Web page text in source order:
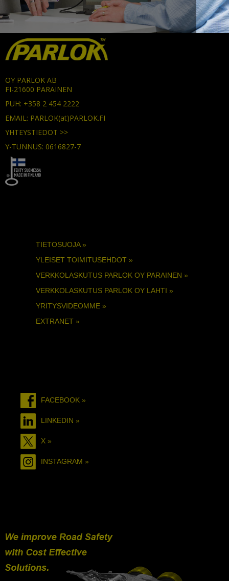
OY PARLOK AB
FI-21600 PARAINEN
PUH: +358 2 454 2222
EMAIL: PARLOK(at)PARLOK.FI
YHTEYSTIEDOT >>
Y-TUNNUS: 0616827-7
TIETOSUOJA »
YLEISET TOIMITUSEHDOT »
VERKKOLASKUTUS PARLOK OY PARAINEN »
VERKKOLASKUTUS PARLOK OY LAHTI »
YRITYSVIDEOMME »
EXTRANET »
FACEBOOK »
LINKEDIN »
X »
INSTAGRAM »